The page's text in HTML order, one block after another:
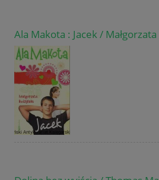
Ala Makota : Jacek /